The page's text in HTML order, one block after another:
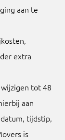
aan te
extra
tot 48
aan
tijdstip,
is